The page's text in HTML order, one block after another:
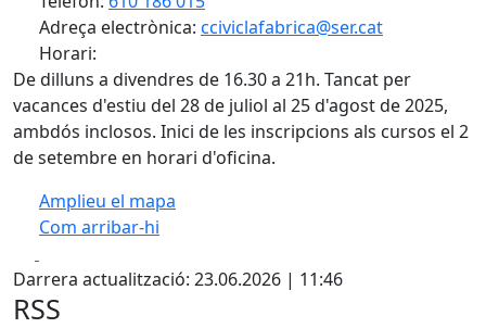
Adreça electrònica: cciviclafabrica@ser.cat
Horari:
De dilluns a divendres de 16.30 a 21h. Tancat per
vacances d'estiu del 28 de juliol al 25 d'agost de 2025,
ambdós inclosos. Inici de les inscripcions als cursos el 2
de setembre en horari d'oficina.
Amplieu el mapa
Com arribar-hi
+
−
Darrera actualització: 23.06.2026 | 11:46
RSS